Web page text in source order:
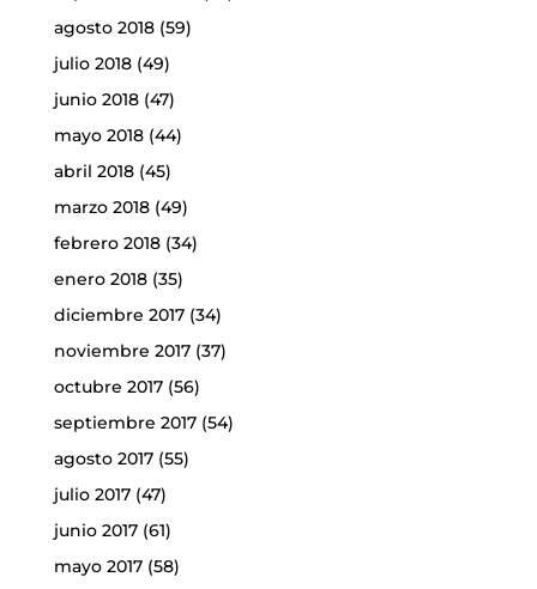
agosto 2018(59)
julio 2018(49)
junio 2018(47)
mayo 2018(44)
abril 2018(45)
marzo 2018(49)
febrero 2018(34)
enero 2018(35)
diciembre 2017(34)
noviembre 2017(37)
octubre 2017(56)
septiembre 2017(54)
agosto 2017(55)
julio 2017(47)
junio 2017(61)
mayo 2017(58)